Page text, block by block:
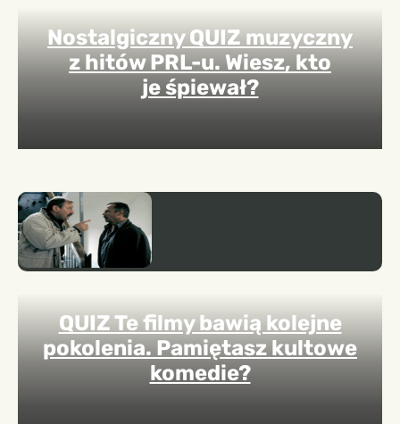
Nostalgiczny QUIZ muzyczny
z hitów PRL-u. Wiesz, kto
je śpiewał?
QUIZ Te filmy bawią kolejne
pokolenia. Pamiętasz kultowe
komedie?